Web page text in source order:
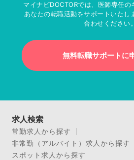
マイナビDOCTORでは、医師専任
あなたの転職活動をサポートいたし
合わせください。
無料転職サポートに
求人検索
常勤求人から探す
非常勤（アルバイト）求人から探す
スポット求人から探す